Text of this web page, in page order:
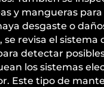
y mangueras
desgaste o
se revisa el sistema
detectar
los sistemas
Este tipo de